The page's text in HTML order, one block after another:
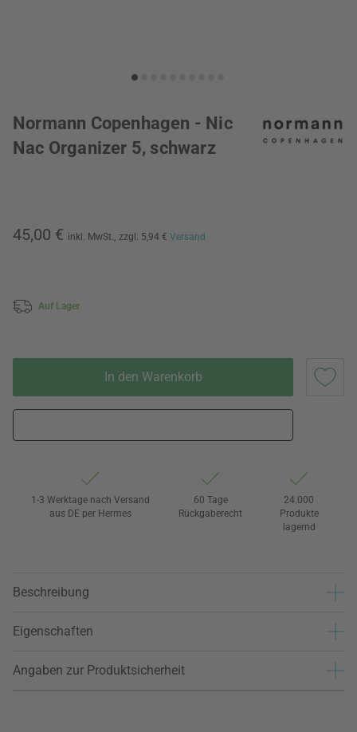
Normann Copenhagen - Nic
Nac Organizer 5, schwarz
45,00 € inkl. MwSt., zzgl. 5,94 € Versand
Auf Lager
In den Warenkorb
1-3 Werktage nach Versand
aus DE per Hermes
60 Tage
Rückgaberecht
24.000
Produkte
lagernd
Beschreibung
Eigenschaften
Angaben zur Produktsicherheit